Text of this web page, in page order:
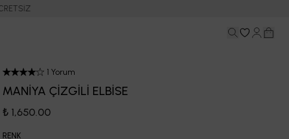
1 Yorum
MANİYA ÇİZGİLİ ELBİSE
₺ 1,650.00
RENK